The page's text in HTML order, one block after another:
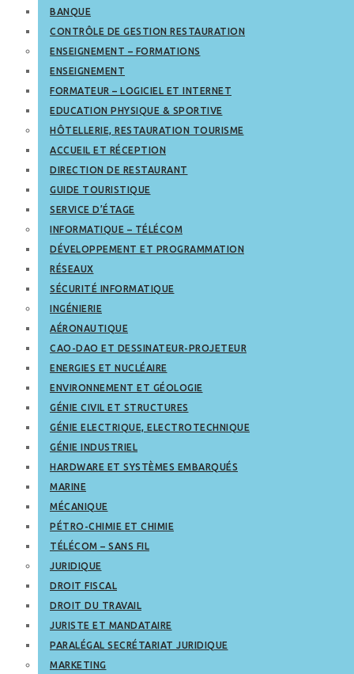
BANQUE
CONTRÔLE DE GESTION RESTAURATION
ENSEIGNEMENT – FORMATIONS
ENSEIGNEMENT
FORMATEUR – LOGICIEL ET INTERNET
EDUCATION PHYSIQUE & SPORTIVE
HÔTELLERIE, RESTAURATION TOURISME
ACCUEIL ET RÉCEPTION
DIRECTION DE RESTAURANT
GUIDE TOURISTIQUE
SERVICE D’ÉTAGE
INFORMATIQUE – TÉLÉCOM
DÉVELOPPEMENT ET PROGRAMMATION
RÉSEAUX
SÉCURITÉ INFORMATIQUE
INGÉNIERIE
AÉRONAUTIQUE
CAO-DAO ET DESSINATEUR-PROJETEUR
ENERGIES ET NUCLÉAIRE
ENVIRONNEMENT ET GÉOLOGIE
GÉNIE CIVIL ET STRUCTURES
GÉNIE ELECTRIQUE, ELECTROTECHNIQUE
GÉNIE INDUSTRIEL
HARDWARE ET SYSTÈMES EMBARQUÉS
MARINE
MÉCANIQUE
PÉTRO-CHIMIE ET CHIMIE
TÉLÉCOM – SANS FIL
JURIDIQUE
DROIT FISCAL
DROIT DU TRAVAIL
JURISTE ET MANDATAIRE
PARALÉGAL SECRÉTARIAT JURIDIQUE
MARKETING